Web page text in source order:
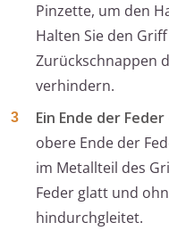
Pinzette, um den
Halten Sie den
Zurückschnappen
verhindern.
Ein Ende der
obere Ende der
im Metallteil des
Feder glatt und
hindurchgleitet.